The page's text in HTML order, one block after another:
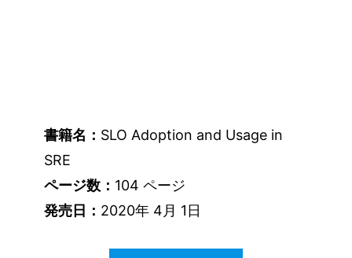
書籍名： SLO Adoption and Usage in
SRE
ページ数： 104 ページ
発売日： 2020年 4月 1日